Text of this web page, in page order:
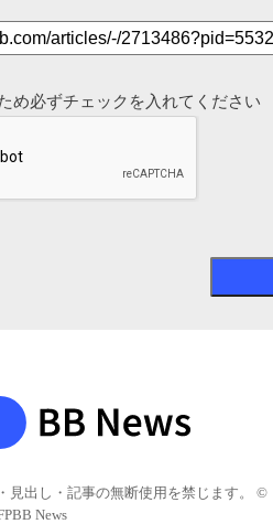
め必ずチェックを入れてください
見出し・記事の無断使用を禁じます。 ©
News